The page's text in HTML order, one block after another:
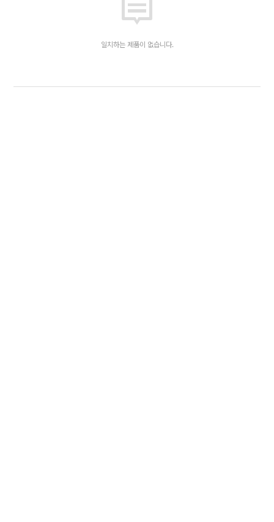
일치하는 제품이 없습니다.